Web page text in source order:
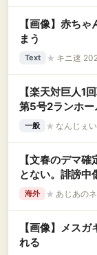
【画像】赤ち
まう
Text ★ キニ速
【楽天対巨人1
第5号2ランホ
る！！！！！！
一般 ★ なんじぇ
【文春のデマ
とない。誹謗中
った」
海外 ★ あじあの
【画像】メス
れる